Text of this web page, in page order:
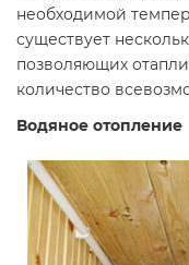
необходимой
существует
позволяющих
количество
Водяное отопление